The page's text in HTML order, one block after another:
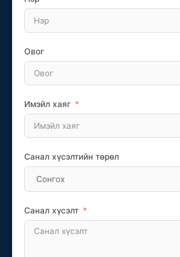
Овог
Имэйл хаяг
Санал хүсэлтийн төрөл
Санал хүсэлт